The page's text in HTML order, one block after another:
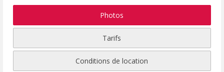
Photos
Tarifs
Conditions de location